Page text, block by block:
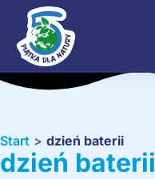
Start > dzień baterii
dzień baterii